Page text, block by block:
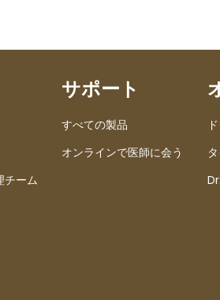
チーム
サポート
すべての製品
オンラインで医師に会う